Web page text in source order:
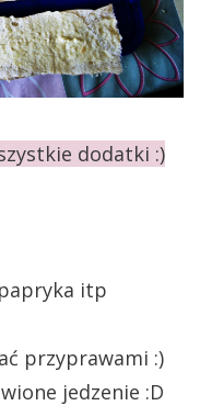
dodatki :)
itp
przyprawami :)
jedzenie :D